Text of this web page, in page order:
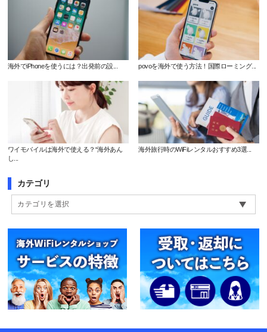
海外でiPhoneを使うには？出発前の設... povoを海外で使う方法！国際ローミング...
ワイモバイルは海外で使える？“海外あん
し...
海外旅行時のWiFiレンタルおすすめ3選...
カテゴリ